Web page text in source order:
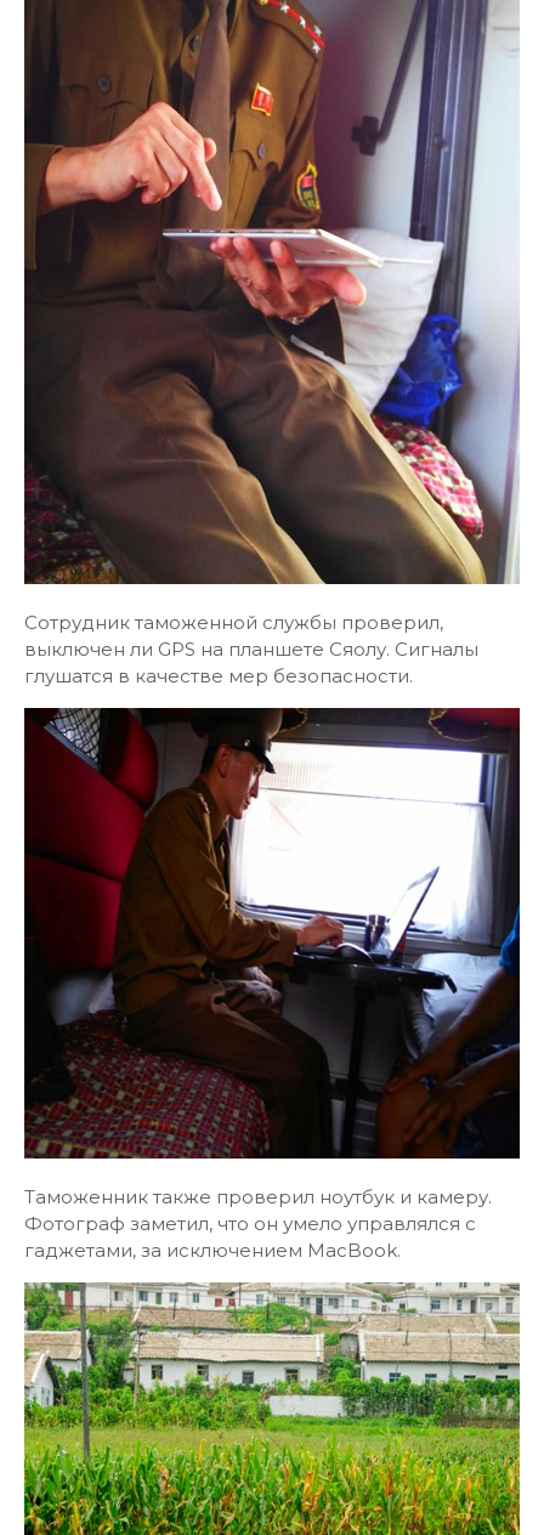
Сотрудник таможенной службы проверил,
выключен ли GPS на планшете Сяолу. Сигналы
глушатся в качестве мер безопасности.
Таможенник также проверил ноутбук и камеру.
Фотограф заметил, что он умело управлялся с
гаджетами, за исключением MacBook.